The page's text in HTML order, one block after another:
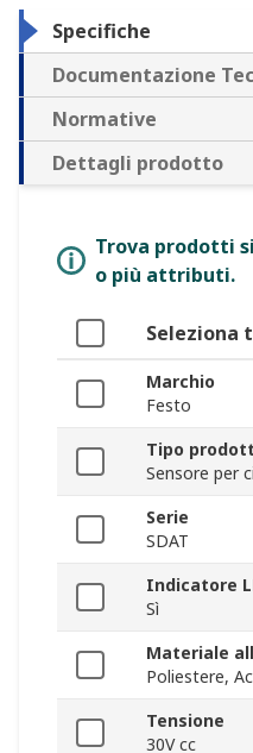
Specifiche
Documentazione
Normative
Dettagli prodotto
Trova prodotti
o più attributi.
Seleziona
Marchio
Festo
Tipo
Sensore per
Serie
SDAT
Indicatore
Sì
Materiale
Poliestere,
Tensione
30V cc